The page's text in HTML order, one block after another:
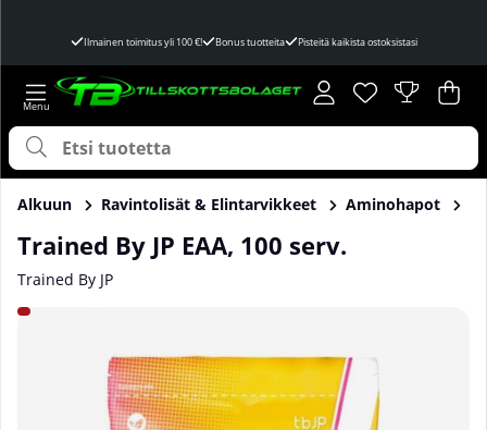
Ilmainen toimitus yli 100 €! Bonus tuotteita Pisteitä kaikista ostoksistasi
Toivelista
Lukumäärä
. .
Alkuun Ravintolisät & Elintarvikkeet Aminohapot
Trained By JP EAA, 100 serv.
Trained By JP
Tuotekuvat Trained By JP EAA, 100 serv.